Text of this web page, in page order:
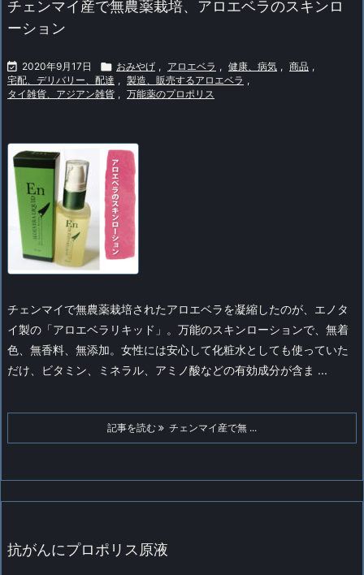
チェンマイ産で無農薬栽培、アロエベラのスキンロ
ーション
 2020年9月17日  おみやげ , アロエベラ , 健康、病気 , 商品 ,
宅配、デリバリー、配達 , 製造、販売するアロエベラ ,
タイ雑貨、アジアン雑貨 , 万能薬のプロポリス
チェンマイで無農薬栽培されたアロエベラを凝縮したのが、エノタ
イ製の「アロエベラリキッド」。万能のスキンローションで、無着
色、無香料、無添加。女性には安心して化粧水としても使っていた
だけ、ビタミン、ミネラル、アミノ酸などの有効成分が含ま ...
記事を読む チェンマイ産で無 ...
抗がんにプロポリス原液